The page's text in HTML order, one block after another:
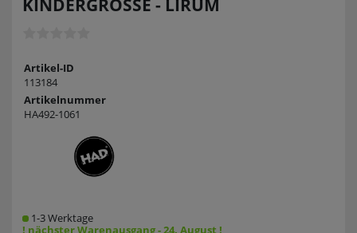
KINDERGRÖSSE - LIRUM
Artikel-ID
113184
Artikelnummer
HA492-1061
1-3 Werktage
! nächster Warenausgang - 24. August !